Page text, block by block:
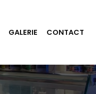
GALERIE CONTACT